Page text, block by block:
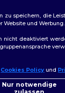
speichern, die
Website und Werbung.
nicht deaktiviert
Cookies Policy und
Nur notwendige
Sie Fragen oder
Unser